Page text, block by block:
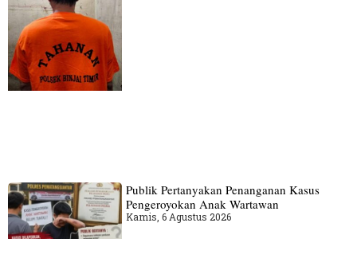
Publik Pertanyakan Penanganan Kasus
Pengeroyokan Anak Wartawan
Kamis, 6 Agustus 2026